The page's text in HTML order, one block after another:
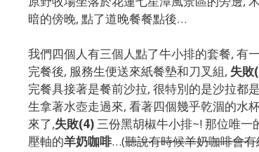
暗的傍晚, 點了道晚餐餐點後…
我們四個人有三個人點了牛小排的套餐, 有
完餐後, 服務生便送來紙餐墊和刀叉組, 失敗
完餐具接著是餐前沙拉, 很特別的是沙拉都
生拿著水壺走過來, 看著四個幾乎乾涸的水
來了,失敗(4)三份黑胡椒牛小排~! 那位唯一
壓軸的羊奶咖啡…(聽說有時候羊奶咖啡會